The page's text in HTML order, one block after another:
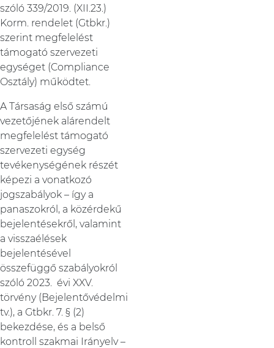
szóló 339/2019. (XII.23.)
Korm. rendelet (Gtbkr.)
szerint megfelelést
támogató szervezeti
egységet (Compliance
Osztály) működtet.
A Társaság első számú
vezetőjének alárendelt
megfelelést támogató
szervezeti egység
tevékenységének részét
képezi a vonatkozó
jogszabályok – így a
panaszokról, a közérdekű
bejelentésekről, valamint
a visszaélések
bejelentésével
összefüggő szabályokról
szóló 2023. évi XXV.
törvény (Bejelentővédelmi
tv.), a Gtbkr. 7. § (2)
bekezdése, és a belső
kontroll szakmai Irányelv –